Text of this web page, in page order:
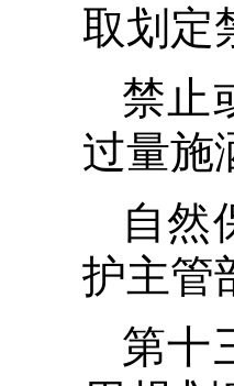
取划定
禁止
过量施
自然
护主管
第十